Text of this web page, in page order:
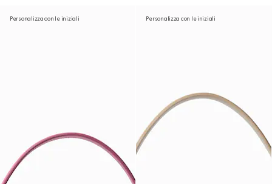
Personalizza con le iniziali Personalizza con le iniziali